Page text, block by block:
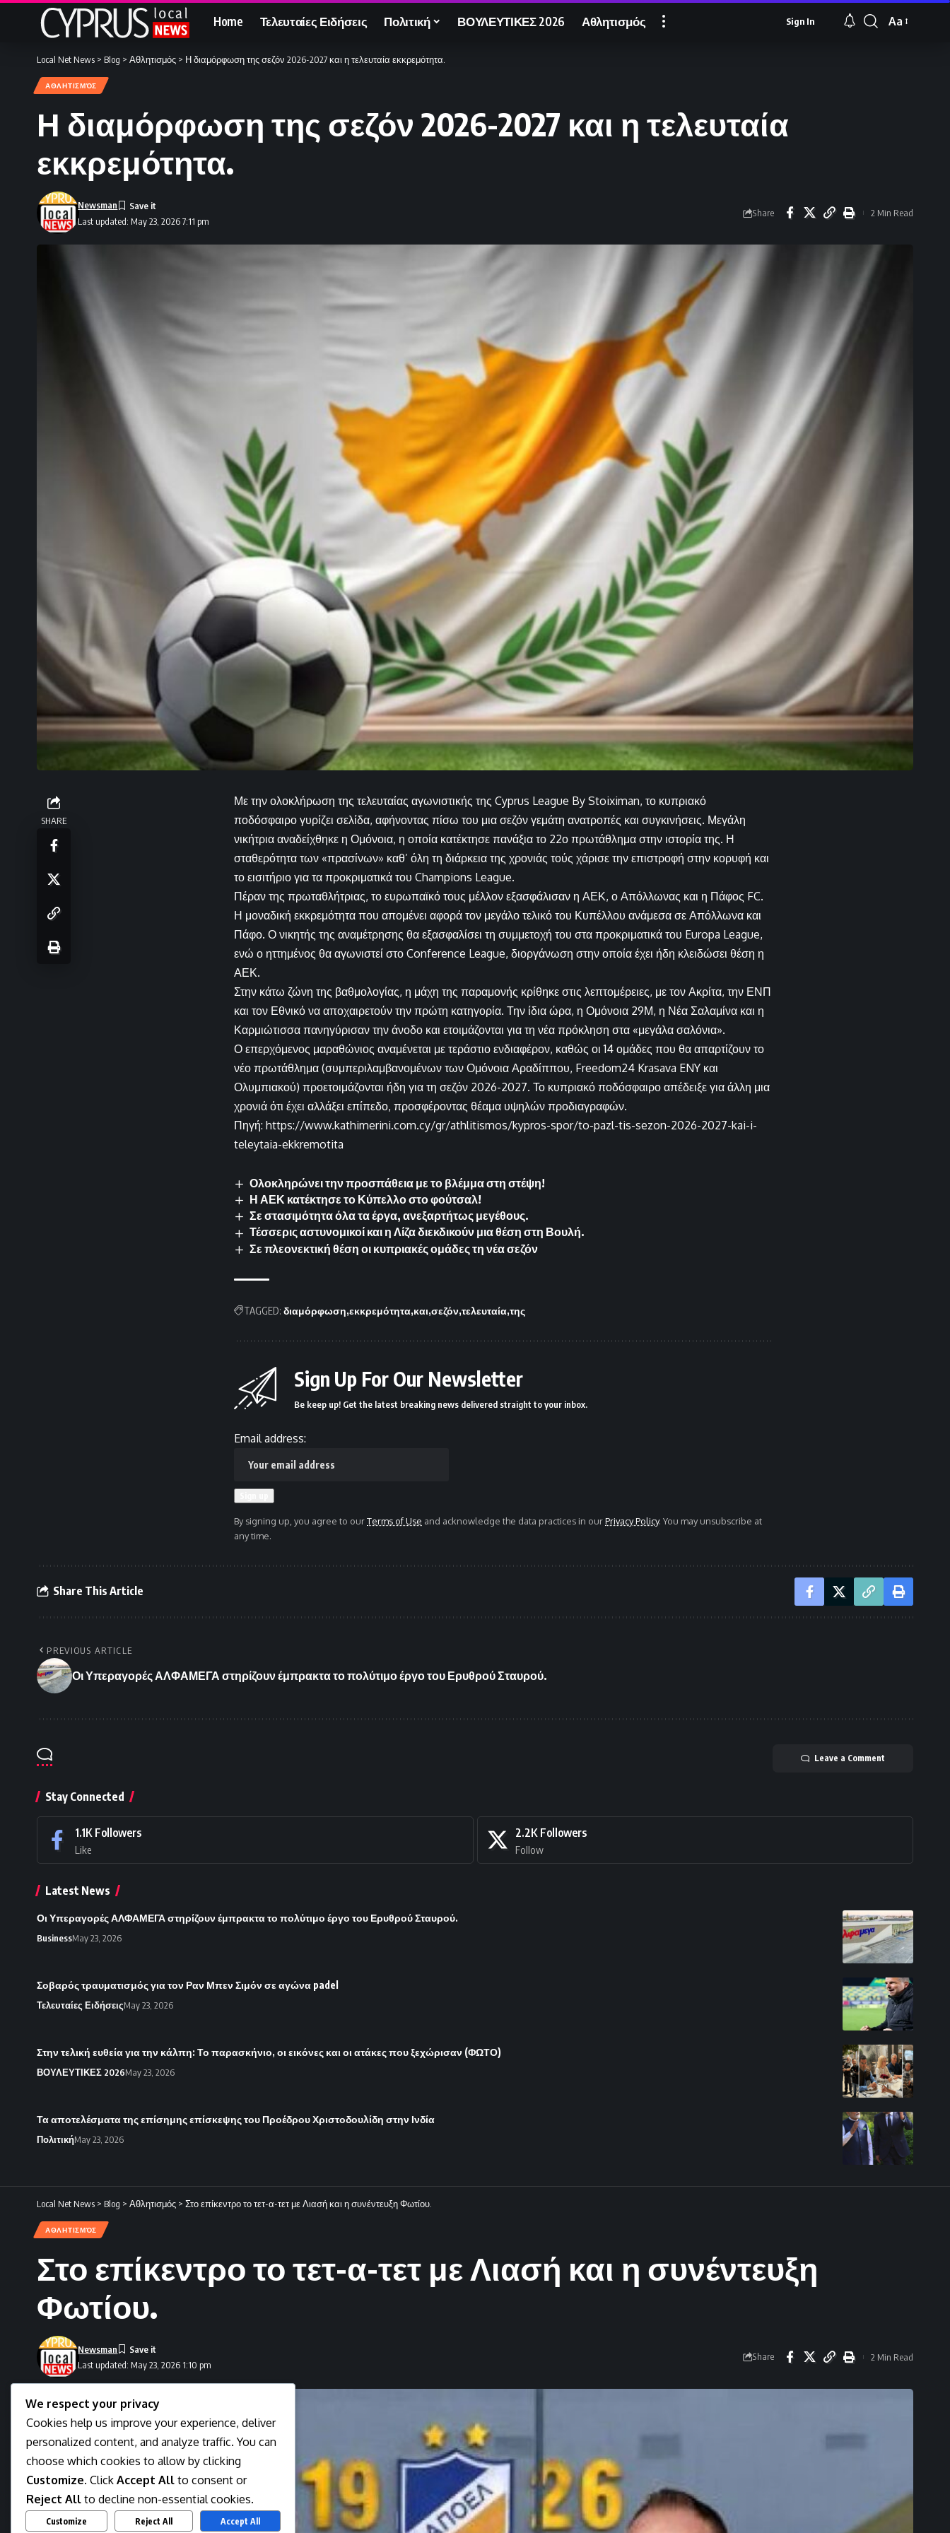
Home Τελευταίες Ειδήσεις Πολιτική ΒΟΥΛΕΥΤΙΚΕΣ 2026 Αθλητισμός Sign In
Font
Aa
Local Net News > Blog > Αθλητισμός > Η διαμόρφωση της σεζόν 2026-2027 και η τελευταία εκκρεμότητα.
ΑΘΛΗΤΙΣΜΌΣ
Η διαμόρφωση της σεζόν 2026-2027 και η τελευταία
εκκρεμότητα.
Last updated: May 23, 2026 7:11 pm
Newsman
Share 2 Min Read
SHARE
Με την ολοκλήρωση της τελευταίας αγωνιστικής της Cyprus League By Stoiximan, το κυπριακό
ποδόσφαιρο γυρίζει σελίδα, αφήνοντας πίσω του μια σεζόν γεμάτη ανατροπές και συγκινήσεις. Μεγάλη
νικήτρια αναδείχθηκε η Ομόνοια, η οποία κατέκτησε πανάξια το 22ο πρωτάθλημα στην ιστορία της. Η
σταθερότητα των «πρασίνων» καθ’ όλη τη διάρκεια της χρονιάς τούς χάρισε την επιστροφή στην κορυφή και
το εισιτήριο για τα προκριματικά του Champions League.
Πέραν της πρωταθλήτριας, το ευρωπαϊκό τους μέλλον εξασφάλισαν η ΑΕΚ, ο Απόλλωνας και η Πάφος FC.
Η μοναδική εκκρεμότητα που απομένει αφορά τον μεγάλο τελικό του Κυπέλλου ανάμεσα σε Απόλλωνα και
Πάφο. Ο νικητής της αναμέτρησης θα εξασφαλίσει τη συμμετοχή του στα προκριματικά του Europa League,
ενώ ο ηττημένος θα αγωνιστεί στο Conference League, διοργάνωση στην οποία έχει ήδη κλειδώσει θέση η
ΑΕΚ.
Στην κάτω ζώνη της βαθμολογίας, η μάχη της παραμονής κρίθηκε στις λεπτομέρειες, με τον Ακρίτα, την ΕΝΠ
και τον Εθνικό να αποχαιρετούν την πρώτη κατηγορία. Την ίδια ώρα, η Ομόνοια 29Μ, η Νέα Σαλαμίνα και η
Καρμιώτισσα πανηγύρισαν την άνοδο και ετοιμάζονται για τη νέα πρόκληση στα «μεγάλα σαλόνια».
Ο επερχόμενος μαραθώνιος αναμένεται με τεράστιο ενδιαφέρον, καθώς οι 14 ομάδες που θα απαρτίζουν το
νέο πρωτάθλημα (συμπεριλαμβανομένων των Ομόνοια Αραδίππου, Freedom24 Krasava ENY και
Ολυμπιακού) προετοιμάζονται ήδη για τη σεζόν 2026-2027. Το κυπριακό ποδόσφαιρο απέδειξε για άλλη μια
χρονιά ότι έχει αλλάξει επίπεδο, προσφέροντας θέαμα υψηλών προδιαγραφών.
Πηγή: https://www.kathimerini.com.cy/gr/athlitismos/kypros-spor/to-pazl-tis-sezon-2026-2027-kai-i-
teleytaia-ekkremotita
Ολοκληρώνει την προσπάθεια με το βλέμμα στη στέψη!
Η ΑΕΚ κατέκτησε το Κύπελλο στο φούτσαλ!
Σε στασιμότητα όλα τα έργα, ανεξαρτήτως μεγέθους.
Τέσσερις αστυνομικοί και η Λίζα διεκδικούν μια θέση στη Βουλή.
Σε πλεονεκτική θέση οι κυπριακές ομάδες τη νέα σεζόν
TAGGED: διαμόρφωση εκκρεμότητα και σεζόν τελευταία της
Sign Up For Our Newsletter
Be keep up! Get the latest breaking news delivered straight to your inbox.
Email address:
By signing up, you agree to ourTerms of Use and acknowledge the data practices in ourPrivacy Policy. You may unsubscribe at
any time.
Share This Article
PREVIOUS ARTICLE
Οι Υπεραγορές ΑΛΦΑΜΕΓΑ στηρίζουν έμπρακτα το πολύτιμο έργο του Ερυθρού Σταυρού.
Leave a Comment
Stay Connected
1.1K Followers
Like
2.2K Followers
Follow
Latest News
Οι Υπεραγορές ΑΛΦΑΜΕΓΑ στηρίζουν έμπρακτα το πολύτιμο έργο του Ερυθρού Σταυρού.
BusinessMay 23, 2026
Σοβαρός τραυματισμός για τον Ραν Μπεν Σιμόν σε αγώνα padel
Τελευταίες ΕιδήσειςMay 23, 2026
Στην τελική ευθεία για την κάλπη: Το παρασκήνιο, οι εικόνες και οι ατάκες που ξεχώρισαν (ΦΩΤΟ)
ΒΟΥΛΕΥΤΙΚΕΣ 2026May 23, 2026
Τα αποτελέσματα της επίσημης επίσκεψης του Προέδρου Χριστοδουλίδη στην Ινδία
ΠολιτικήMay 23, 2026
Local Net News > Blog > Αθλητισμός > Στο επίκεντρο το τετ-α-τετ με Λιασή και η συνέντευξη Φωτίου.
ΑΘΛΗΤΙΣΜΌΣ
Στο επίκεντρο το τετ-α-τετ με Λιασή και η συνέντευξη
Φωτίου.
Last updated: May 23, 2026 1:10 pm
Newsman
Share 2 Min Read
We respect your privacy
Cookies help us improve your experience, deliver
personalized content, and analyze traffic. You can
choose which cookies to allow by clicking
Customize. Click Accept All to consent or
Reject All to decline non-essential cookies.
Customize Reject All Accept All